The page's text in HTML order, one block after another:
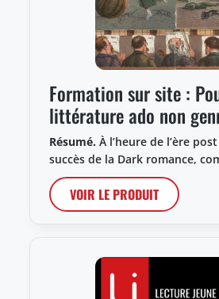
Formation sur site :
littérature ado non
Résumé. À l’heure de l’ère
succès de la Dark romance,
VOIR LE PRODUIT